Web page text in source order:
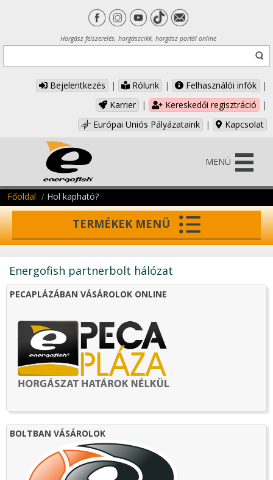
Horgász felszerelés, horgászcikk, horgász portál online
Bejelentkezés | Rólunk | Felhasználói infók
|
Karrier
| Kereskedői regisztráció
|
Európai Uniós Pályázataink
| Kapcsolat
MENÜ
Főoldal Hol kapható?
TERMÉKEK MENÜ
Energofish partnerbolt hálózat
PECAPLÁZÁBAN VÁSÁROLOK ONLINE
BOLTBAN VÁSÁROLOK